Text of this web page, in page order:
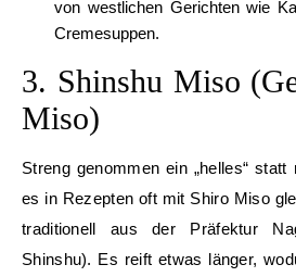
von westlichen Gerichten wie
Cremesuppen.
3. Shinshu Miso
Miso)
Streng genommen ein „helles“
es in Rezepten oft mit Shiro Miso
traditionell aus der Präfektur
Shinshu). Es reift etwas länger,